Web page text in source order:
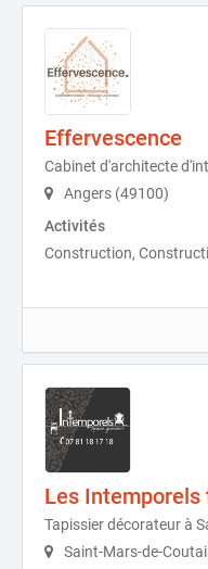
Effervescence
Cabinet d'architecte
Angers (49100)
Activités
Construction,
Les Intemporels
Tapissier décorateur à
Saint-Mars-de-